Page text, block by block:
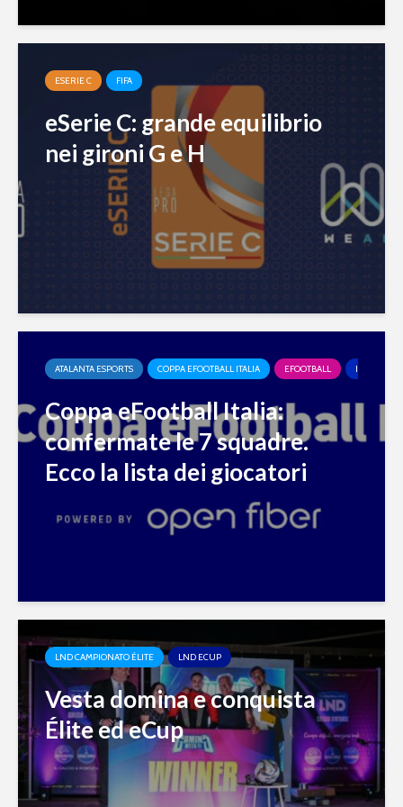
ESERIE C FIFA
eSerie C: grande equilibrio
nei gironi G e H
ATALANTA ESPORTS COPPA EFOOTBALL ITALIA EFOOTBALL INTER
Coppa eFootball Italia:
confermate le 7 squadre.
Ecco la lista dei giocatori
LND CAMPIONATO ÉLITE LND ECUP
Vesta domina e conquista
Élite ed eCup